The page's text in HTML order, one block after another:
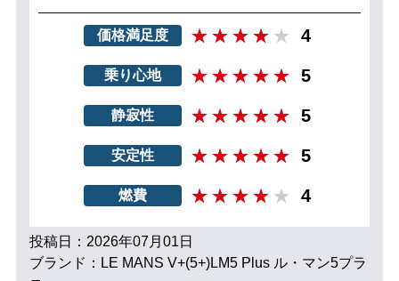
価格満足度 4
乗り心地 5
静寂性 5
安定性 5
燃費 4
投稿日：2026年07月01日
ブランド：LE MANS V+(5+)LM5 Plus ル・マン5プラ